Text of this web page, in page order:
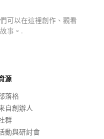
可以在這裡創作、觀看
事。.
源
落格
自創辦人
群
動與研討會